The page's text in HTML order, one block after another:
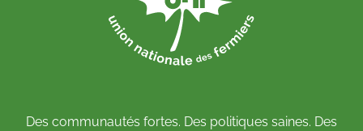
Des communautés fortes. Des politiques saines. Des